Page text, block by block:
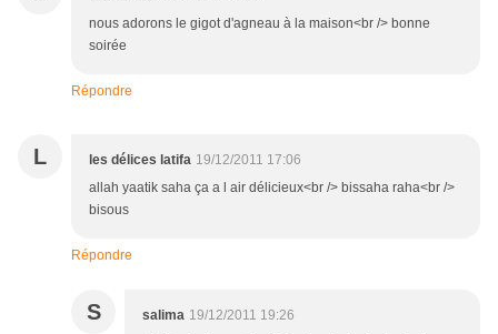
nous adorons le gigot d'agneau à la maison<br /> bonne
soirée
Répondre
L les délices latifa 19/12/2011 17:06
allah yaatik saha ça a l air délicieux<br /> bissaha raha<br />
bisous
Répondre
S salima 19/12/2011 19:26